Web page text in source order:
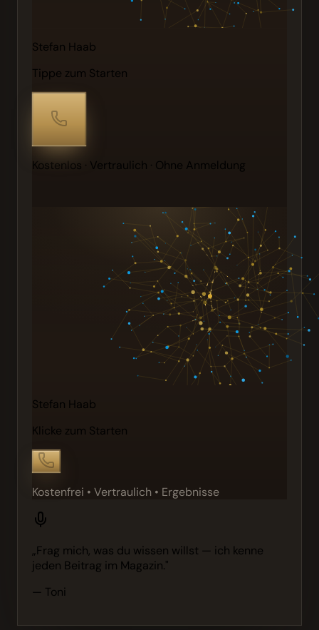
Stefan Haab
Tippe zum Starten
Kostenlos · Vertraulich · Ohne Anmeldung
Stefan Haab
Klicke zum Starten
Kostenfrei • Vertraulich • Ergebnisse
„Frag mich, was du wissen willst — ich kenne
jeden Beitrag im Magazin."
— Toni